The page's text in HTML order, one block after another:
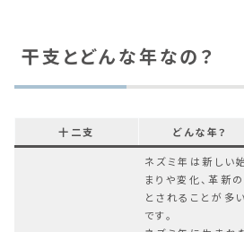
干支とどんな年なの？
十二支 どんな年？
ネズミ年は新しい
まりや変化、革新
とされることが多い
です。